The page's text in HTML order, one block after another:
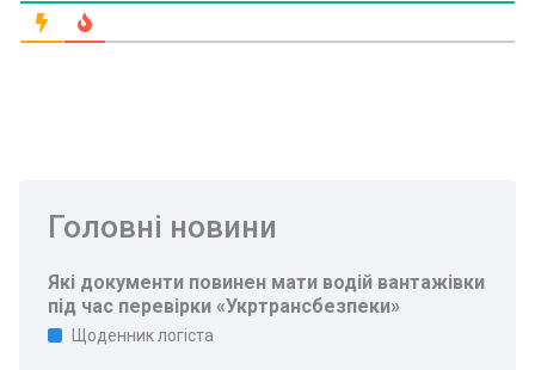
Головні новини
Які документи повинен мати водій вантажівки
під час перевірки «Укртрансбезпеки»
Щоденник логіста